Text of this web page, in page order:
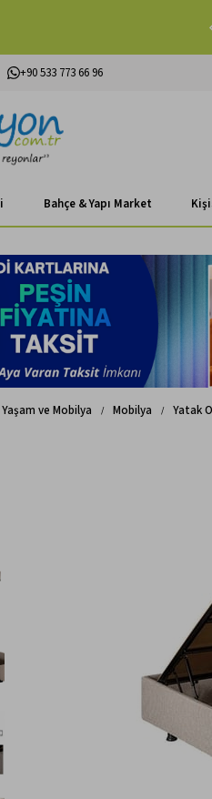
+90 533 773 66 96
Bahçe & Yapı Market
Yaşam ve Mobilya Mobilya Yatak